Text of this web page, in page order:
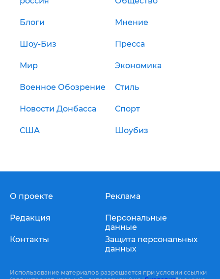
Блоги Мнение
Шоу-Биз Пресса
Мир Экономика
Военное Обозрение Стиль
Новости Донбасса Спорт
США Шоубиз
О проекте
Редакция
Контакты
Реклама
Персональные
данные
Защита персональных
данных
Использование материалов разрешается при условии ссылки